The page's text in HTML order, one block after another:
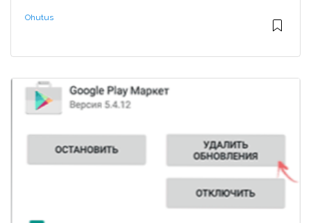
Ohutus